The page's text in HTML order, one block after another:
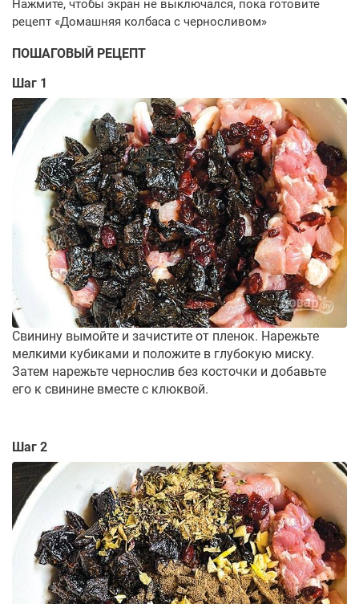
ПОШАГОВЫЙ РЕЦЕПТ
Шаг 1
Свинину вымойте и зачистите от пленок. Нарежьте
мелкими кубиками и положите в глубокую миску.
Затем нарежьте чернослив без косточки и добавьте
его к свинине вместе с клюквой.
Шаг 2